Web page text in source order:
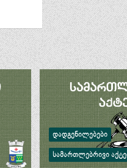
ᲓᲐᲓᲒᲔᲜᲘᲚᲔᲑᲔᲑᲘ
ᲡᲐᲛᲐᲠᲗᲚᲔᲑᲠᲘᲕᲘ